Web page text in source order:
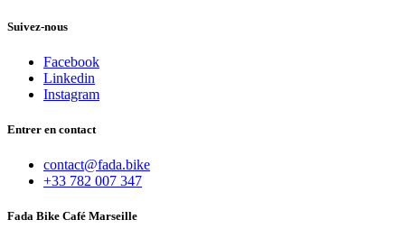
Suivez-nous
Facebook
Linkedin
Instagram
Entrer en contact
contact@fada.bike
+33 782 007 347
Fada Bike Café Marseille